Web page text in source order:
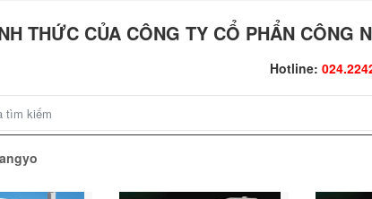
THỨC CỦA CÔNG TY CỔ PHẨN CÔNG
Hotline: